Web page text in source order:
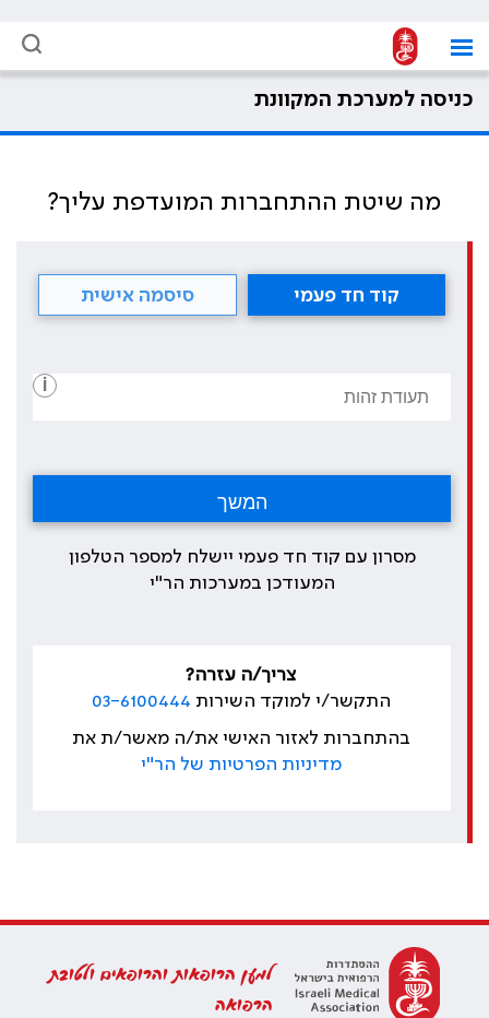
כניסה למערכת המקוונת
מה שיטת ההתחברות המועדפת עליך?
קוד חד פעמי סיסמה אישית
i
מסרון עם קוד חד פעמי יישלח למספר הטלפון
המעודכן במערכות הר"י
צריך/ה עזרה?
התקשר/י למוקד השירות 03-6100444
בהתחברות לאזור האישי את/ה מאשר/ת את
מדיניות הפרטיות של הר"י
למען הרופאות והרופאים ולטובת
הרפואה